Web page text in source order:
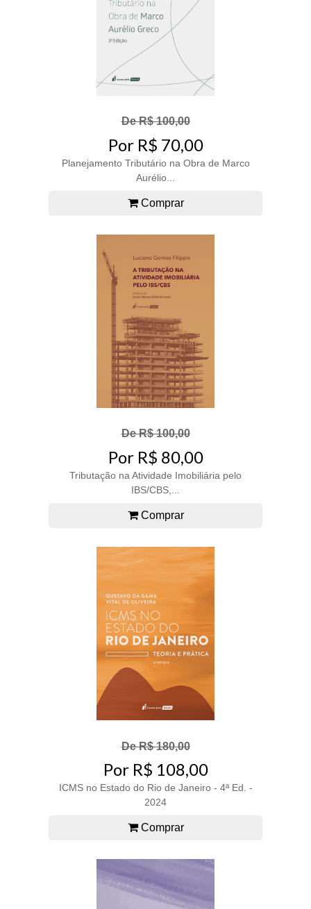
De R$ 100,00
Por R$ 70,00
Planejamento Tributário na Obra de Marco
Aurélio...
Comprar
De R$ 100,00
Por R$ 80,00
Tributação na Atividade Imobiliária pelo
IBS/CBS,...
Comprar
De R$ 180,00
Por R$ 108,00
ICMS no Estado do Rio de Janeiro - 4ª Ed. -
2024
Comprar